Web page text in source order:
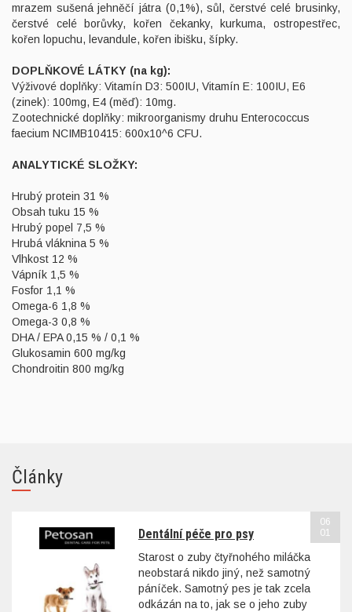
mrazem sušená jehněčí játra (0,1%), sůl, čerstvé celé brusinky,
čerstvé celé borůvky, kořen čekanky, kurkuma, ostropestřec,
kořen lopuchu, levandule, kořen ibišku, šípky.
DOPLŇKOVÉ LÁTKY (na kg):
Výživové doplňky: Vitamín D3: 500IU, Vitamín E: 100IU, E6
(zinek): 100mg, E4 (měď): 10mg.
Zootechnické doplňky: mikroorganismy druhu Enterococcus
faecium NCIMB10415: 600x10^6 CFU.
ANALYTICKÉ SLOŽKY:
Hrubý protein 31 %
Obsah tuku 15 %
Hrubý popel 7,5 %
Hrubá vláknina 5 %
Vlhkost 12 %
Vápník 1,5 %
Fosfor 1,1 %
Omega-6 1,8 %
Omega-3 0,8 %
DHA / EPA 0,15 % / 0,1 %
Glukosamin 600 mg/kg
Chondroitin 800 mg/kg
Články
Dentální péče pro psy
Starost o zuby čtyřnohého miláčka
neobstará nikdo jiný, než samotný
páníček. Samotný pes je tak zcela
odkázán na to, jak se o jeho zuby
06
01